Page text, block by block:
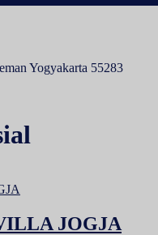
Yogyakarta 55283
JOGJA